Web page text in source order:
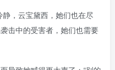
，云宝黛西，她们也在尽
击中的受害者，她们也需要